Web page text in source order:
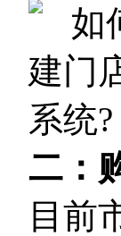
二：
目前